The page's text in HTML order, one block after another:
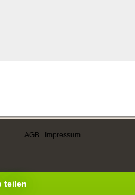
AGB Impressum
teilen